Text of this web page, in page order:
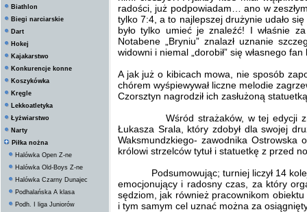
Biathlon
Biegi narciarskie
Dart
Hokej
Kajakarstwo
Konkurencje konne
Koszykówka
Kręgle
Lekkoatletyka
Łyżwiarstwo
Narty
Piłka nożna
Halówka Open Z-ne
Halówka Old-Boys Z-ne
Halówka Czarny Dunajec
Podhalańska A klasa
Podh. I liga Juniorów
radości, już podpowiadam… ano w
tylko 7:4, a to najlepszej drużynie udało
było tylko umieć je znaleźć! I właśnie
Notabene „Bryniu” znalazł uznanie
widowni i niemal „dorobił” się własnego fan
A jak już o kibicach mowa, nie sposób
chórem wyśpiewywał liczne melodie
Czorsztyn nagrodził ich zasłużoną
Wśród strażaków, w tej edycji
Łukasza Srala, który zdobył dla swojej
Waksmundzkiego- zawodnika Ostrowska
królowi strzelców tytuł i statuetkę z przed
Podsumowując; turniej liczył 14
emocjonujący i radosny czas, za który
sędziom, jak również pracownikom
i tym samym cel uznać można za